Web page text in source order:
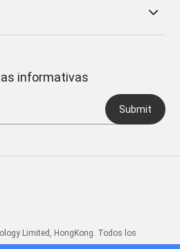
informativas
Submit
Limited, HongKong. Todos los